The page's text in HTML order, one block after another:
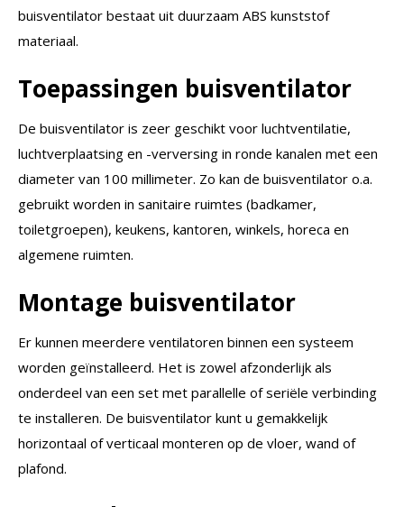
buisventilator bestaat uit duurzaam ABS kunststof
materiaal.
Toepassingen buisventilator
De buisventilator is zeer geschikt voor luchtventilatie,
luchtverplaatsing en -verversing in ronde kanalen met een
diameter van 100 millimeter. Zo kan de buisventilator o.a.
gebruikt worden in sanitaire ruimtes (badkamer,
toiletgroepen), keukens, kantoren, winkels, horeca en
algemene ruimten.
Montage buisventilator
Er kunnen meerdere ventilatoren binnen een systeem
worden geïnstalleerd. Het is zowel afzonderlijk als
onderdeel van een set met parallelle of seriële verbinding
te installeren. De buisventilator kunt u gemakkelijk
horizontaal of verticaal monteren op de vloer, wand of
plafond.